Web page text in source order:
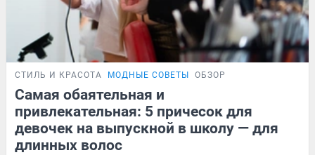
СТИЛЬ И КРАСОТА МОДНЫЕ СОВЕТЫ ОБЗОР
Самая обаятельная и
привлекательная: 5 причесок для
девочек на выпускной в школу — для
длинных волос